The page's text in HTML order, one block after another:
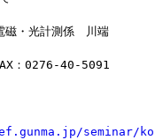
磁・光計測係　川端
0276-40-5091
seminar/